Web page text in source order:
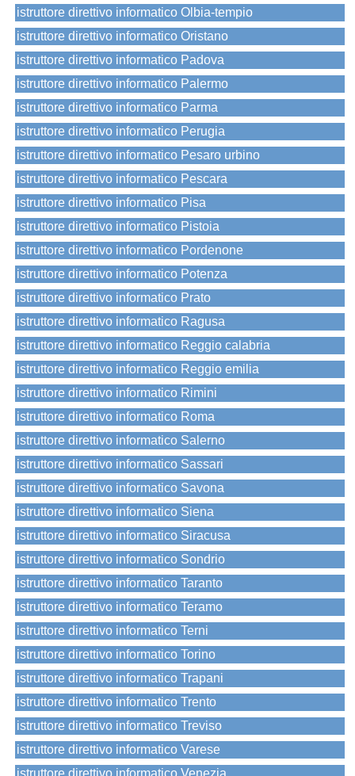
istruttore direttivo informatico Olbia-tempio
istruttore direttivo informatico Oristano
istruttore direttivo informatico Padova
istruttore direttivo informatico Palermo
istruttore direttivo informatico Parma
istruttore direttivo informatico Perugia
istruttore direttivo informatico Pesaro urbino
istruttore direttivo informatico Pescara
istruttore direttivo informatico Pisa
istruttore direttivo informatico Pistoia
istruttore direttivo informatico Pordenone
istruttore direttivo informatico Potenza
istruttore direttivo informatico Prato
istruttore direttivo informatico Ragusa
istruttore direttivo informatico Reggio calabria
istruttore direttivo informatico Reggio emilia
istruttore direttivo informatico Rimini
istruttore direttivo informatico Roma
istruttore direttivo informatico Salerno
istruttore direttivo informatico Sassari
istruttore direttivo informatico Savona
istruttore direttivo informatico Siena
istruttore direttivo informatico Siracusa
istruttore direttivo informatico Sondrio
istruttore direttivo informatico Taranto
istruttore direttivo informatico Teramo
istruttore direttivo informatico Terni
istruttore direttivo informatico Torino
istruttore direttivo informatico Trapani
istruttore direttivo informatico Trento
istruttore direttivo informatico Treviso
istruttore direttivo informatico Varese
istruttore direttivo informatico Venezia